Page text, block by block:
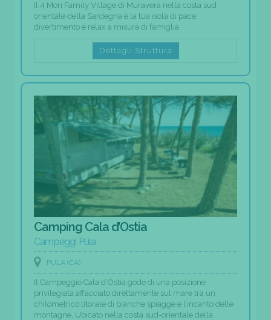
Il 4 Mori Family Village di Muravera nella costa sud
orientale della Sardegna è la tua isola di pace,
divertimento e relax a misura di famiglia.
Dettagli Struttura
Camping Cala d’Ostia
Campeggi Pula
PULA (CA)
Il Campeggio Cala d’Ostia gode di una posizione
privilegiata affacciato direttamente sul mare tra un
chilometrico litorale di bianche spiagge e l’incanto delle
montagne, Ubicato nella costa sud-orientale della